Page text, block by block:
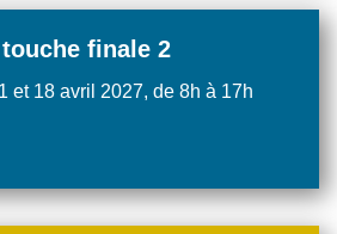
finale 2
et 18 avril 2027, de 8h à 17h